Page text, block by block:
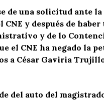
una solicitud ante
CNE y después de
y de lo
CNE ha negado la
César Gaviria
del auto del